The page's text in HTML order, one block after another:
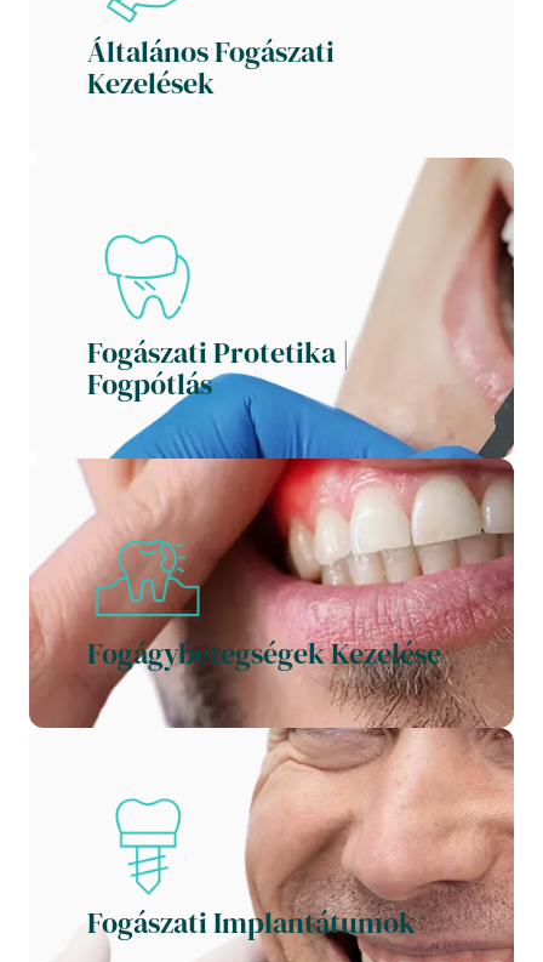
Általános Fogászati
Kezelések
Fogászati Protetika |
Fogpótlás
Fogágybetegségek Kezelése
Fogászati Implantátumok